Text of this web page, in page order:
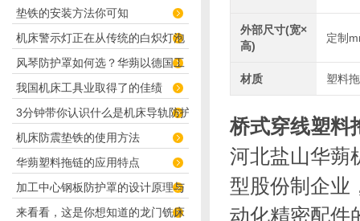
您避免灰尘困扰
垫铁的安装方法你可知
机床警示灯正在从传统的白炽灯泡
向着LED灯
风琴防护罩如何选？华蒴以德国工
艺守护机床精密传动
我国机床工具业取得了的佳绩
3分钟带你认识什么是机床导轨防护
罩
机床防震垫铁的使用方法
华蒴塑料拖链的应用特点
加工中心钢板防护罩的设计原理与
应用
来看看，这是你想知道的龙门铣床
外部尺寸(宽×
高)
定制
材质 塑料
桥式穿线塑料
河北盐山华蒴
型股份制企业
动化精密配件